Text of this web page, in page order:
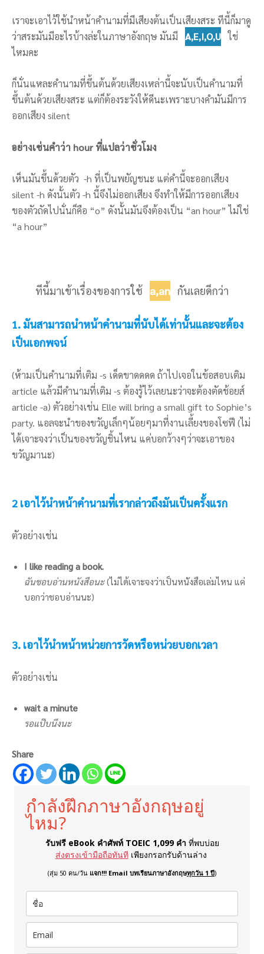
เราจะเอาไว้ใช้นำหน้าคำนามที่มีเสียงต้นเป็นเสียงสระ ทีนี้ก็มาดู
ว่าสระมันมีอะไรบ้างล่ะในภาษาอังกฤษ มันมี
A,E,I,O,U ใช่
ไหมคะ
ก็นั่นแหละคำนามที่ขึ้นต้นด้วยเสียงเหล่านี้จะนับเป็นคำนามที่
ขึ้นต้นด้วยเสียงสระ แต่ก็ต้องระวังให้ดีนะเพราะบางคำมันมีการ
ออกเสียง silent
อย่างเช่นคำว่า hour ที่แปลว่าชั่วโมง
เห็นมันขึ้นด้วยตัว -h ที่เป็นพยัญชนะ แต่คำนี้จะออกเสียง
silent -h ดังนั้นตัว -h นี้จึงไม่ออกเสียง จึงทำให้มีการออกเสียง
ของตัวถัดไปนั่นก็คือ “o” ดังนั้นมันจึงต้องเป็น “an hour” ไม่ใช่
“a hour”
ทีนี้มาเข้าเรื่องของการใช้ a,an กันเลยดีกว่า
1. มันสามารถนำหน้าคำนามที่นับได้เท่านั้นและจะต้อง
เป็นเอกพจน์
(ห้ามเป็นคำนามที่เติม -s เด็ดขาดดดด ถ้าไปเจอในข้อสอบเติม
article แล้วมีคำนามที่เติม -s ต้องรู้ไว้เลยนะว่าจะต้องตัดช้อยส์
article -a) ตัวอย่างเช่น Elle will bring a small gift to Sophie’s
party. แอลจะนำของขวัญเล็กๆน้อยๆมาที่งานเลี้ยงของโซฟี (ไม่
ได้เจาะจงว่าเป็นของขวัญชิ้นไหน แค่บอกว้างๆว่าจะเอาของ
ขวัญมานะ)
2 เอาไว้นำหน้าคำนามที่เรากล่าวถึงมันเป็นครั้งแรก
ตัวอย่างเช่น
I like reading a book.
ฉันชอบอ่านหนังสือนะ(ไม่ได้เจาะจงว่าเป็นหนังสือเล่มไหน แค่
บอกว่าชอบอ่านนะ)
3. เอาไว้นำหน้าหน่วยการวัดหรือหน่วยบอกเวลา
ตัวอย่างเช่น
wait a minute
รอแป๊บนึงนะ
Share
กำลังฝึกภาษาอังกฤษอยู่
ไหม?
รับฟรี eBook คำศัพท์ TOEIC 1,099 คำ ที่พบบ่อย
ส่งตรงเข้ามือถือทันที เพียงกรอกรับด้านล่าง
(สุ่ม 50 คน/วัน แจก!!! Email บทเรียนภาษาอังกฤษทุกวัน 1 ปี)